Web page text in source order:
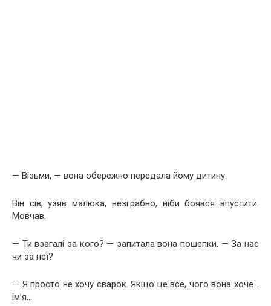
— Візьми, — вона обережно передала йому дитину.
Він сів, узяв малюка, незграбно, ніби боявся впустити.
Мовчав.
— Ти взагалі за кого? — запитала вона пошепки. — За нас
чи за неї?
— Я просто не хочу сварок. Якщо це все, чого вона хоче…
ім’я…